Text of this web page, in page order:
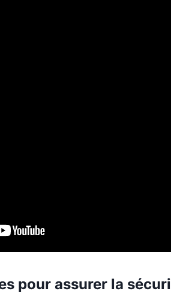
pour assurer la